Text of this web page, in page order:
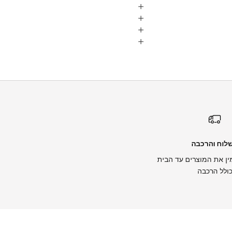
והרכבה
את המוצרים עד הבית
כולל הרכבה